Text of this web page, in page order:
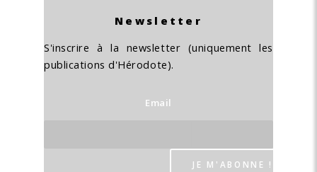
Newsletter
S'inscrire à la newsletter (uniquement les
publications d'Hérodote).
Email